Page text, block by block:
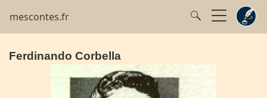
mescontes.fr
Ferdinando Corbella